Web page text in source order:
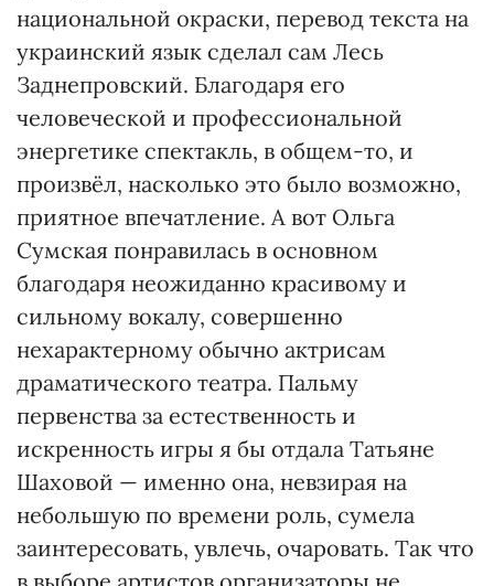
национальной окраски, перевод текста на
украинский язык сделал сам Лесь
Заднепровский. Благодаря его
человеческой и профессиональной
энергетике спектакль, в общем-то, и
произвёл, насколько это было возможно,
приятное впечатление. А вот Ольга
Сумская понравилась в основном
благодаря неожиданно красивому и
сильному вокалу, совершенно
нехарактерному обычно актрисам
драматического театра. Пальму
первенства за естественность и
искренность игры я бы отдала Татьяне
Шаховой — именно она, невзирая на
небольшую по времени роль, сумела
заинтересовать, увлечь, очаровать. Так что